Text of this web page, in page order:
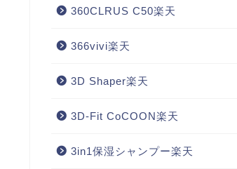
360CLRUS C50楽天
366vivi楽天
3D Shaper楽天
3D-Fit CoCOON楽天
3in1保湿シャンプー楽天